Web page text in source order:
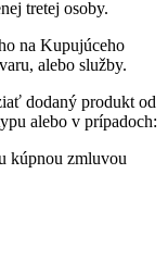
tretej osoby.
na Kupujúceho
alebo služby.
dodaný produkt od
alebo v prípadoch:
kúpnou zmluvou